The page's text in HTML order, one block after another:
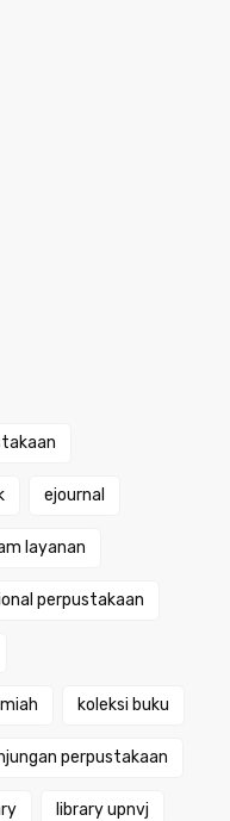
ejournal
layanan
perpustakaan
koleksi buku
perpustakaan
library upnvj